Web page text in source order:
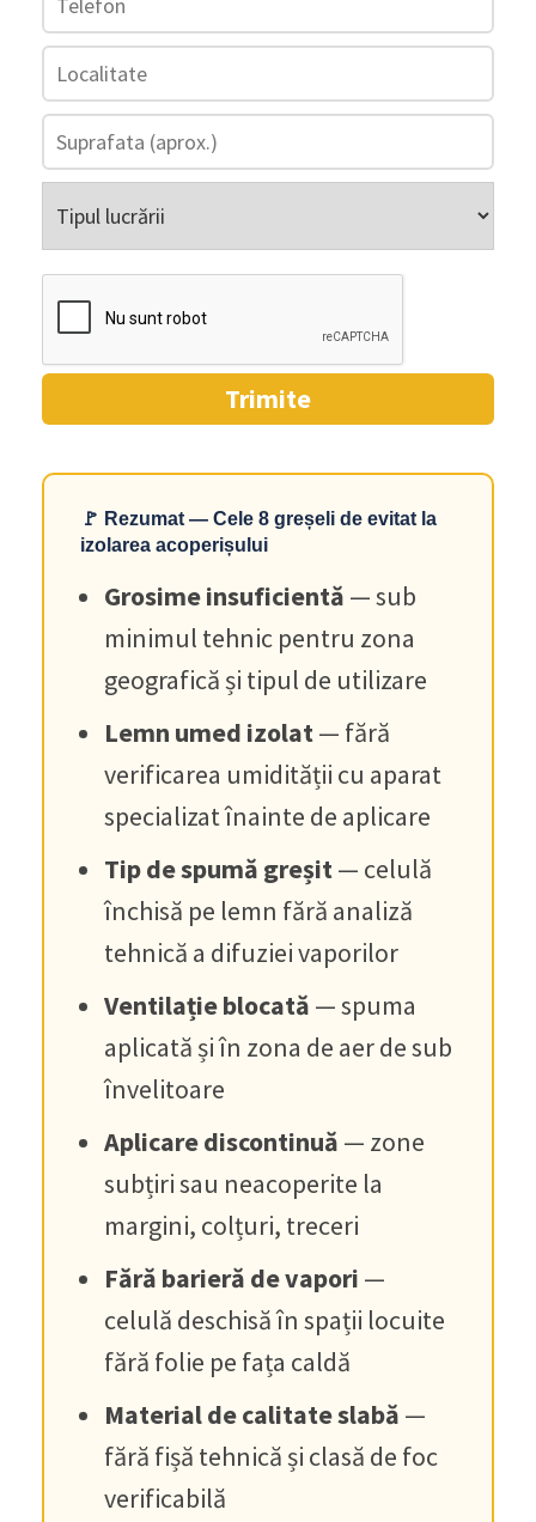
🚩 Rezumat — Cele 8 greșeli de evitat la
izolarea acoperișului
Grosime insuficientă — sub
minimul tehnic pentru zona
geografică și tipul de utilizare
Lemn umed izolat— fără
verificarea umidității cu aparat
specializat înainte de aplicare
Tip de spumă greșit— celulă
închisă pe lemn fără analiză
tehnică a difuziei vaporilor
Ventilație blocată — spuma
aplicată și în zona de aer de sub
învelitoare
Aplicare discontinuă — zone
subțiri sau neacoperite la
margini, colțuri, treceri
Fără barieră de vapori —
celulă deschisă în spații locuite
fără folie pe fața caldă
Material de calitate slabă —
fără fișă tehnică și clasă de foc
verificabilă